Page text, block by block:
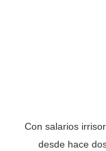
Con salarios
desde hace